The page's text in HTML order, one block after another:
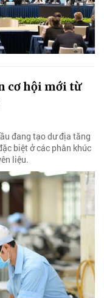
cơ hội mới từ
đang tạo dư địa tăng
biệt ở các phân khúc
liệu.